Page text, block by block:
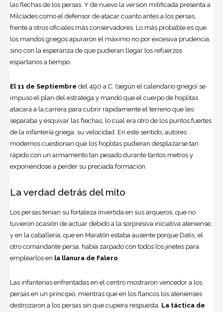
las flechas de los persas. Y de nuevo la versión mitificada presenta a
Milcíades como el defensor de atacar cuanto antes a los persas,
frente a otros oficiales más conservadores. Lo más probable es que
los mandos griegos apuraron el máximo no por excesiva prudencia,
sino con la esperanza de que pudieran llegar los refuerzos
espartanos a tiempo.
El 11 de Septiembre del 490 a.C. (según el calendario griego) se
impuso el plan del estratega y mandó que el cuerpo de hoplitas
atacara a la carrera para cubrir rápidamente el terreno que les
separaba y esquivar las flechas, lo cual era otro de los puntos fuertes
de la infantería griega: su velocidad. En este sentido, autores
modernos cuestionan que los hoplitas pudieran desplazarse tan
rápido con un armamento tan pesado durante tantos metros y
exponiéndose a perder su preciada formación.
La verdad detrás del mito
Los persas tenían su fortaleza invertida en sus arqueros, que no
tuvieron ocasión de actuar debido a la sorpresiva iniciativa ateniense,
y en la caballería, que en Maratón estaba ausente porque Datis, el
otro comandante persa, había zarpado con todos los jinetes para
emplearlos en la llanura de Falero
Las infanterías enfrentadas en el centro mostraron vencedor a los
persas en un principio, mientras que en los flancos los atenienses
destrozaron a los persas sin que cupiera respuesta. La táctica de